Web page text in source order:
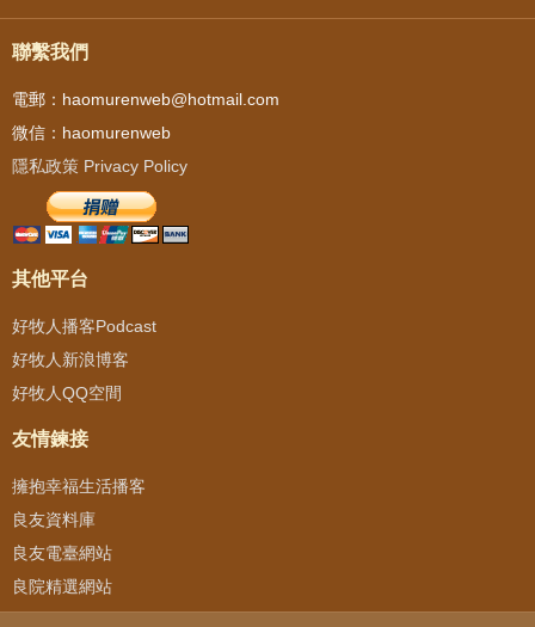
聯繫我們
電郵：haomurenweb@hotmail.com
微信：haomurenweb
隱私政策 Privacy Policy
其他平台
好牧人播客Podcast
好牧人新浪博客
好牧人QQ空間
友情鍊接
擁抱幸福生活播客
良友資料庫
良友電臺網站
良院精選網站